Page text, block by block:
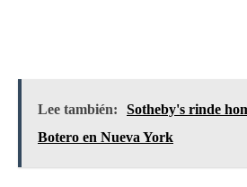
Lee también:
Sotheby's rinde
Botero en Nueva York